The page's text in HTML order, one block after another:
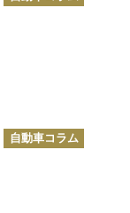
カ
テ
自動車コラム